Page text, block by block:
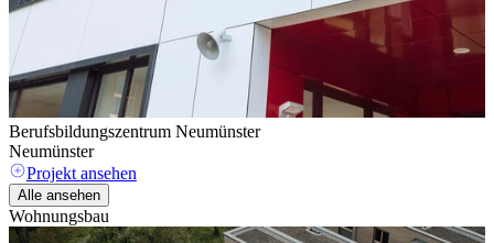
Berufsbildungszentrum Neumünster
Neumünster
Projekt ansehen
Alle ansehen
Wohnungsbau